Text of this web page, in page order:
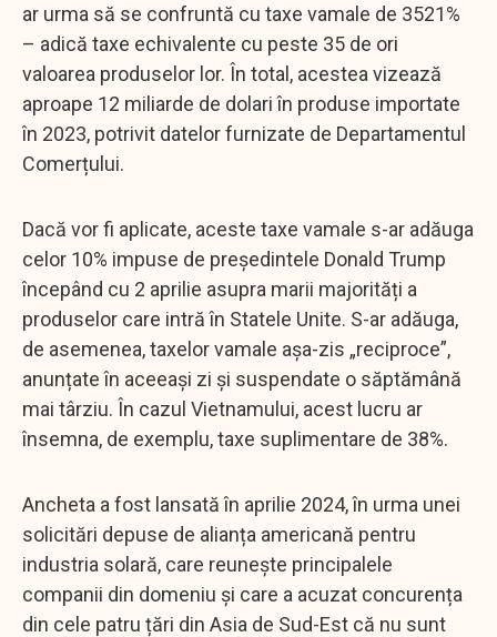
ar urma să se confruntă cu taxe vamale de 3521%
– adică taxe echivalente cu peste 35 de ori
valoarea produselor lor. În total, acestea vizează
aproape 12 miliarde de dolari în produse importate
în 2023, potrivit datelor furnizate de Departamentul
Comerțului.
Dacă vor fi aplicate, aceste taxe vamale s-ar adăuga
celor 10% impuse de președintele Donald Trump
începând cu 2 aprilie asupra marii majorități a
produselor care intră în Statele Unite. S-ar adăuga,
de asemenea, taxelor vamale așa-zis „reciproce”,
anunțate în aceeași zi și suspendate o săptămână
mai târziu. În cazul Vietnamului, acest lucru ar
însemna, de exemplu, taxe suplimentare de 38%.
Ancheta a fost lansată în aprilie 2024, în urma unei
solicitări depuse de alianța americană pentru
industria solară, care reunește principalele
companii din domeniu și care a acuzat concurența
din cele patru țări din Asia de Sud-Est că nu sunt